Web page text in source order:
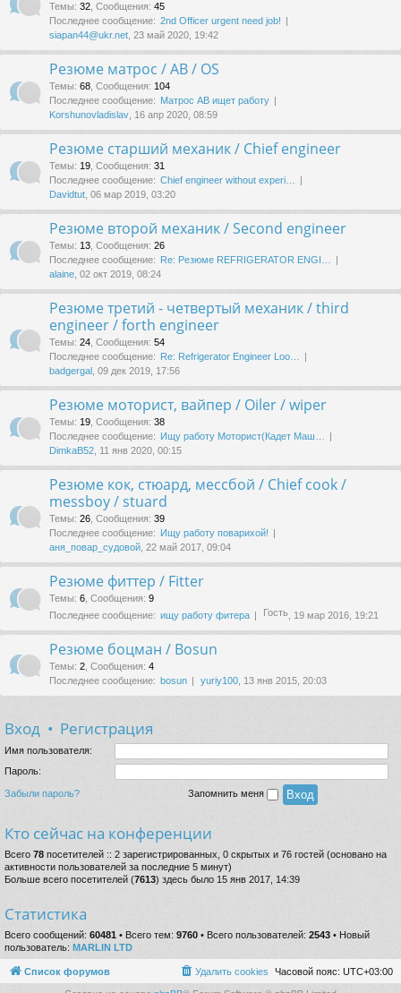
Темы: 32 Сообщения: 45
Последнее сообщение: 2nd Officer urgent need job!
siapan44@ukr.net , 23 май 2020, 19:42
Резюме матрос / AB / OS
Темы: 68 Сообщения: 104
Последнее сообщение: Матрос АВ ищет работу
Korshunovladislav , 16 апр 2020, 08:59
Резюме старший механик / Chief engineer
Темы: 19 Сообщения: 31
Последнее сообщение: Chief engineer without experi…
Davidtut , 06 мар 2019, 03:20
Резюме второй механик / Second engineer
Темы: 13 Сообщения: 26
Последнее сообщение: Re: Резюме REFRIGERATOR ENGI…
alaine , 02 окт 2019, 08:24
Резюме третий - четвертый механик / third
engineer / forth engineer
Темы: 24 Сообщения: 54
Последнее сообщение: Re: Refrigerator Engineer Loo…
badgergal , 09 дек 2019, 17:56
Резюме моторист, вайпер / Oiler / wiper
Темы: 19 Сообщения: 38
Последнее сообщение: Ищу работу Моторист(Кадет Маш…
DimkaB52 , 11 янв 2020, 00:15
Резюме кок, стюард, мессбой / Chief cook /
messboy / stuard
Темы: 26 Сообщения: 39
Последнее сообщение: Ищу работу поварихой!
аня_повар_судовой , 22 май 2017, 09:04
Резюме фиттер / Fitter
Темы: 6 Сообщения: 9
Последнее сообщение: ищу работу фитера Гость , 19 мар 2016, 19:21
Резюме боцман / Bosun
Темы: 2 Сообщения: 4
Последнее сообщение: bosun yuriy100 , 13 янв 2015, 20:03
Вход • Регистрация
Имя пользователя:
Пароль:
Забыли пароль? Запомнить меня
Кто сейчас на конференции
Всего 78 посетителей :: 2 зарегистрированных, 0 скрытых и 76 гостей (основано на
активности пользователей за последние 5 минут)
Больше всего посетителей (7613) здесь было 15 янв 2017, 14:39
Статистика
Всего сообщений: 60481 • Всего тем: 9760 • Всего пользователей: 2543 • Новый
пользователь: MARLIN LTD
Список форумов Часовой пояс: UTC+03:00
Удалить cookies